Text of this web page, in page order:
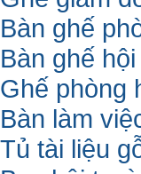
Bàn ghế
Bàn ghế
Ghế phòng
Bàn làm
Tủ tài liệu